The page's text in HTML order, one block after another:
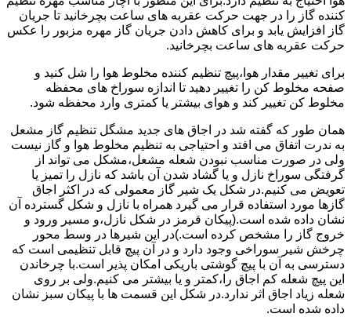
کننده گاز را در جهت حرکت عقربه های ساعت بچرخانید تا جریان
گاز افزایش یابد و برای کاهش دادن جریان گاز مهره مزبور را عکس
حرکت عقربه های ساعت بچرخانید.
برای تغییر مقدار هوا،پیچ تنظیم کننده مخلوط هوا را شل کنید و
صفحه مخلوط کن را تغییر دهید تا اندازه سوراخ های محفظه
مخلوط کن تغییر کند و هوای بیشتر یا کمتری وارد محفظه شود.
همان طور که گفته شد در اجاق های جدید مشگل تنظیم گاز مشعل
به ندرت اتفاق می افتد و احتیاجی به تنظیم مخلوط هوا و گاز نیست
ولی در صورت مناسب نبودن شعله مشعل،مشکل می تواند از
گرفتگی سوراخ نازل و یا گشاد شدن آن باشد که نازل را تمیز یا
تعویض می کنیم.در شکل یک شیر گاز معمولی که در اکثر اجاق
گازها مورد استفاده قرار می گیرد همراه با نازل و شکل گسترده آن
نشان داده شده است.(پیکان قرمز در شکل نازل،و مسیر ورود و
خروج گاز را مشخص کرده است.)در این شیرها در وسط محور
چرخش شیر سوراخی وجود دارد و در آن پیچ قابل تنظیمی است که
دسترسی به آن با پیچ گوشتی باریکی امکان پذیر است.با چرخاندن
این پیچ شعله کم اجاق را،کمتر و یا بیشتر می کنیم.ولی بر روی
شعله زیاد اجاق اثر ندارد.در شکل این قسمت ها با پیکان سبز نشان
داده شده است.